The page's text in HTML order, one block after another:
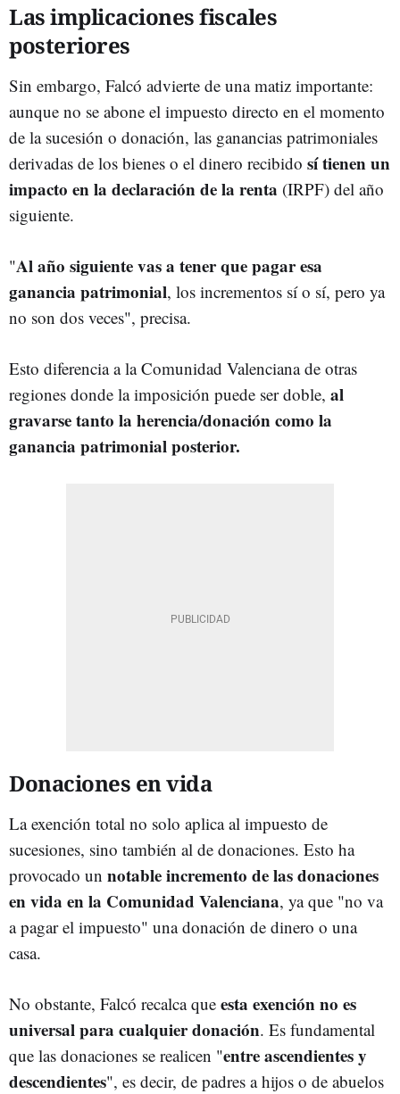
Las implicaciones fiscales
posteriores
Sin embargo, Falcó advierte de una matiz importante:
aunque no se abone el impuesto directo en el momento
de la sucesión o donación, las ganancias patrimoniales
derivadas de los bienes o el dinero recibido sí tienen un
impacto en la declaración de la renta (IRPF) del año
siguiente.
"Al año siguiente vas a tener que pagar esa
ganancia patrimonial, los incrementos sí o sí, pero ya
no son dos veces", precisa.
Esto diferencia a la Comunidad Valenciana de otras
regiones donde la imposición puede ser doble, al
gravarse tanto la herencia/donación como la
ganancia patrimonial posterior.
Donaciones en vida
La exención total no solo aplica al impuesto de
sucesiones, sino también al de donaciones. Esto ha
provocado un notable incremento de las donaciones
en vida en la Comunidad Valenciana, ya que "no va
a pagar el impuesto" una donación de dinero o una
casa.
No obstante, Falcó recalca que esta exención no es
universal para cualquier donación. Es fundamental
que las donaciones se realicen "entre ascendientes y
descendientes", es decir, de padres a hijos o de abuelos